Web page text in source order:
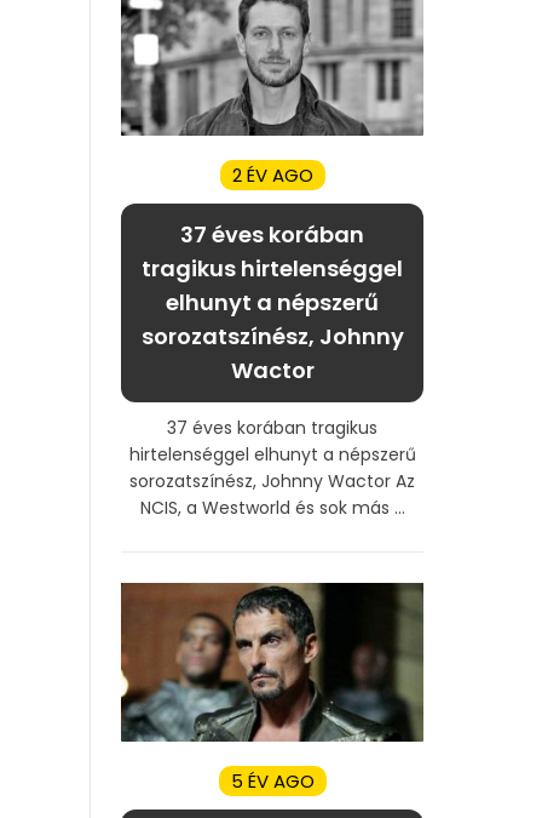
2 ÉV AGO
37 éves korában
tragikus hirtelenséggel
elhunyt a népszerű
sorozatszínész, Johnny
Wactor
37 éves korában tragikus
hirtelenséggel elhunyt a népszerű
sorozatszínész, Johnny Wactor Az
NCIS, a Westworld és sok más ...
5 ÉV AGO